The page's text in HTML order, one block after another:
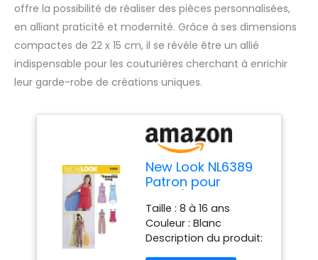
offre la possibilité de réaliser des pièces personnalisées,
en alliant praticité et modernité. Grâce à ses dimensions
compactes de 22 x 15 cm, il se révèle être un allié
indispensable pour les couturières cherchant à enrichir
leur garde-robe de créations uniques.
New Look NL6389
Patron pour
Short/Combi-
Pantalon Blanc 22
x 15 cm
Taille : 8 à 16 ans
Couleur : Blanc
Description du produit: